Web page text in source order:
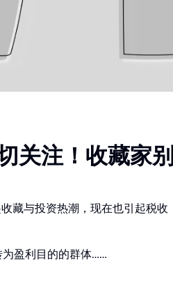
关注！收藏家别
藏与投资热潮，现在也引起税收
盈利目的的群体……